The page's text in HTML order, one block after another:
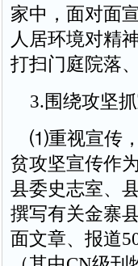
家中，面对面
人居环境对精
打扫门庭院落
3.围绕攻坚抓
⑴重视宣传，
贫攻坚宣传作
县委史志室、
撰写有关金寨
面文章、报道